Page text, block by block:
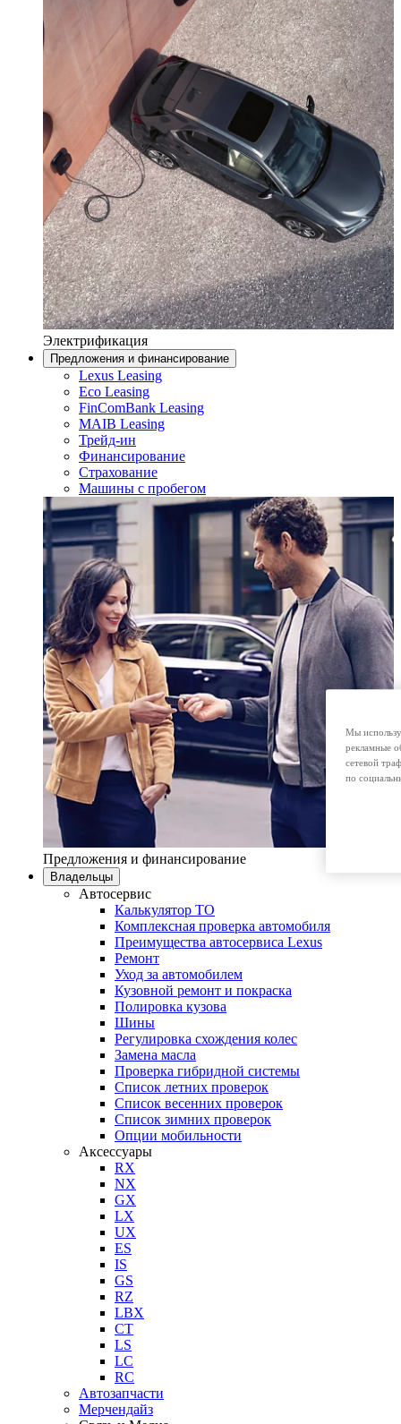
Электрификация
Предложения и финансирование
Lexus Leasing
Eco Leasing
FinComBank Leasing
MAIB Leasing
Трейд-ин
Финансирование
Страхование
Машины с пробегом
Предложения и финансирование
Владельцы
Автосервис
Калькулятор ТО
Комплексная проверка автомобиля
Преимущества автосервиса Lexus
Ремонт
Уход за автомобилем
Кузовной ремонт и покраска
Полировка кузова
Шины
Регулировка схождения колес
Замена масла
Проверка гибридной системы
Список летних проверок
Список весенних проверок
Список зимних проверок
Опции мобильности
Аксессуары
RX
NX
GX
LX
UX
ES
IS
GS
RZ
LBX
CT
LS
LC
RC
Автозапчасти
Мерчендайз
Мы
рекламные
сетевой
по